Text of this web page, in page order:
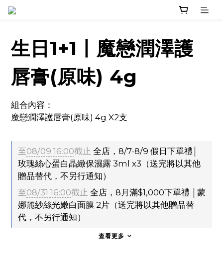
生日1+1丨魔戀潤澤護
唇膏(原味) 4g
組合內容：
魔戀潤澤護唇膏(原味) 4g X2支
至08/09 16:00截止 全店，8/7-8/9 假日下單禮│
玫瑰絲心蛋白晶緻保濕露 3ml x3（送完將以其他
贈品替代，不另行通知）
至08/31 16:00截止 全店，8月滿$1,000下單禮 │蒙
娜麗紗絲光嫩白面膜 2片（送完將以其他贈品替
代，不另行通知）
查看更多